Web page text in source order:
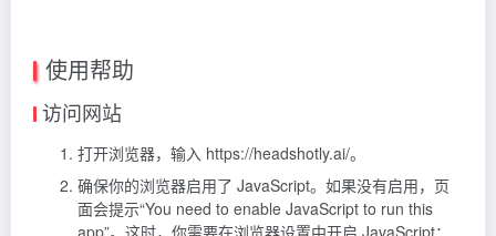
使用帮助
访问网站
打开浏览器，输入 https://headshotly.ai/。
确保你的浏览器启用了 JavaScript。如果没有启用，页
面会提示“You need to enable JavaScript to run this
app”。这时，你需要在浏览器设置中开启 JavaScript：